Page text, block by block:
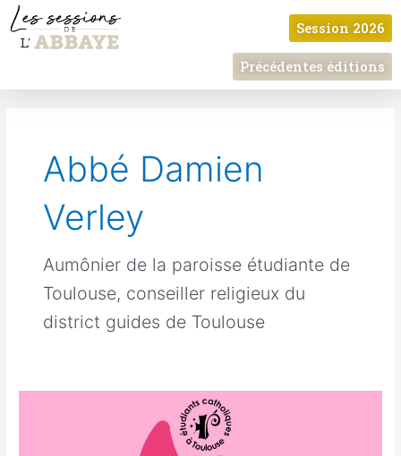
Aller
au
contenu
Session 2026
Précédentes éditions
Abbé Damien
Verley
Aumônier de la paroisse étudiante de
Toulouse, conseiller religieux du
district guides de Toulouse